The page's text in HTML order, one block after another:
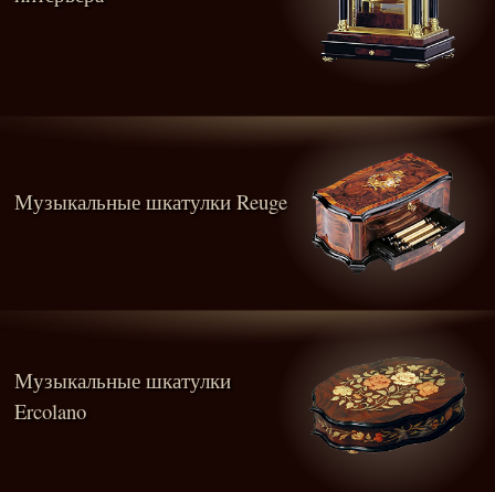
Музыкальные шкатулки Reuge
Музыкальные шкатулки
Ercolano